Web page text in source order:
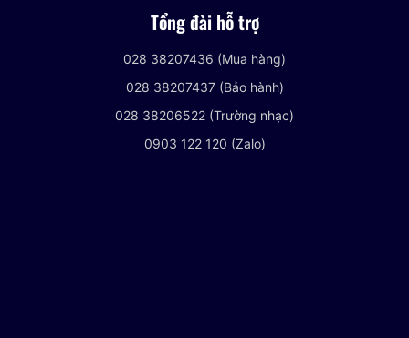
Tổng đài hỗ trợ
028 38207436 (Mua hàng)
028 38207437 (Bảo hành)
028 38206522 (Trường nhạc)
0903 122 120 (Zalo)